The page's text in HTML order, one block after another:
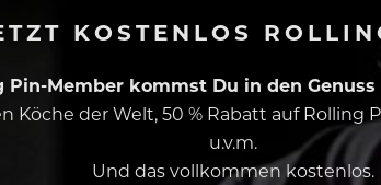
KOSTENLOS
Pin-Member kommst Du in den
Köche der Welt, 50 % Rabatt auf
u.v.m.
Und das vollkommen kostenlos.